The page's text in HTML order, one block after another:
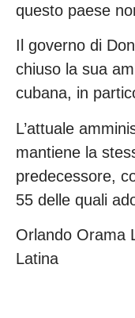
questo paese
Il governo di
chiuso la sua
cubana, in
L’attuale
mantiene la
predecessore,
55 delle quali
Orlando Orama
Latina